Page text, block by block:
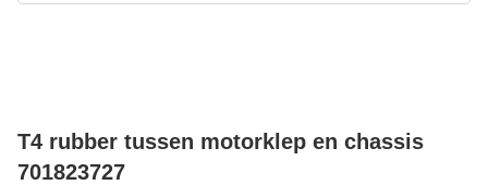
T4 rubber tussen motorklep en chassis
701823727